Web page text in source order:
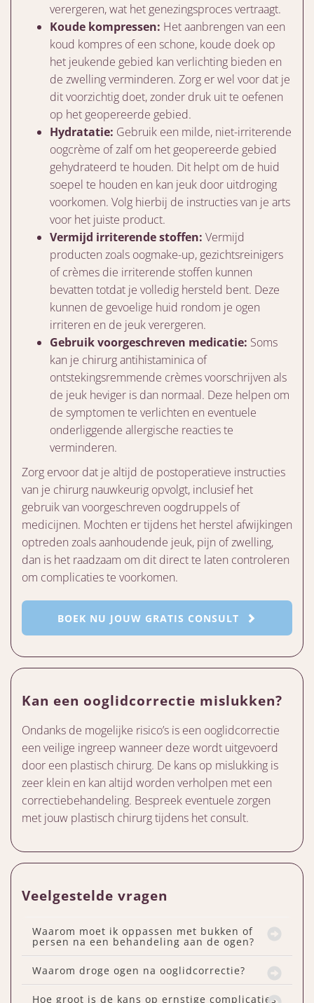
verergeren, wat het genezingsproces vertraagt.
Koude kompressen: Het aanbrengen van een
koud kompres of een schone, koude doek op
het jeukende gebied kan verlichting bieden en
de zwelling verminderen. Zorg er wel voor dat je
dit voorzichtig doet, zonder druk uit te oefenen
op het geopereerde gebied.
Hydratatie: Gebruik een milde, niet-irriterende
oogcrème of zalf om het geopereerde gebied
gehydrateerd te houden. Dit helpt om de huid
soepel te houden en kan jeuk door uitdroging
voorkomen. Volg hierbij de instructies van je arts
voor het juiste product.
Vermijd irriterende stoffen: Vermijd
producten zoals oogmake-up, gezichtsreinigers
of crèmes die irriterende stoffen kunnen
bevatten totdat je volledig hersteld bent. Deze
kunnen de gevoelige huid rondom je ogen
irriteren en de jeuk verergeren.
Gebruik voorgeschreven medicatie: Soms
kan je chirurg antihistaminica of
ontstekingsremmende crèmes voorschrijven als
de jeuk heviger is dan normaal. Deze helpen om
de symptomen te verlichten en eventuele
onderliggende allergische reacties te
verminderen.
Zorg ervoor dat je altijd de postoperatieve instructies
van je chirurg nauwkeurig opvolgt, inclusief het
gebruik van voorgeschreven oogdruppels of
medicijnen. Mochten er tijdens het herstel afwijkingen
optreden zoals aanhoudende jeuk, pijn of zwelling,
dan is het raadzaam om dit direct te laten controleren
om complicaties te voorkomen.
BOEK NU JOUW GRATIS CONSULT
Kan een ooglidcorrectie mislukken?
Ondanks de mogelijke risico’s is een ooglidcorrectie
een veilige ingreep wanneer deze wordt uitgevoerd
door een plastisch chirurg. De kans op mislukking is
zeer klein en kan altijd worden verholpen met een
correctiebehandeling. Bespreek eventuele zorgen
met jouw plastisch chirurg tijdens het consult.
Veelgestelde vragen
Waarom moet ik oppassen met bukken of
persen na een behandeling aan de ogen?
Waarom droge ogen na ooglidcorrectie?
Hoe groot is de kans op ernstige complicaties